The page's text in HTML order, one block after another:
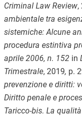
Criminal Law Review,
ambientale tra
sistemiche: Alcune
procedura estintiva
aprile 2006, n. 152 in
Trimestrale, 2019, p.
prevenzione e diritti:
Diritto penale e
Taricco-bis. La